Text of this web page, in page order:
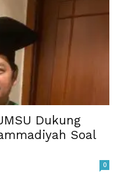
Dukung
Soal
0